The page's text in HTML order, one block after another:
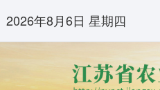
2026年8月6日 星期四